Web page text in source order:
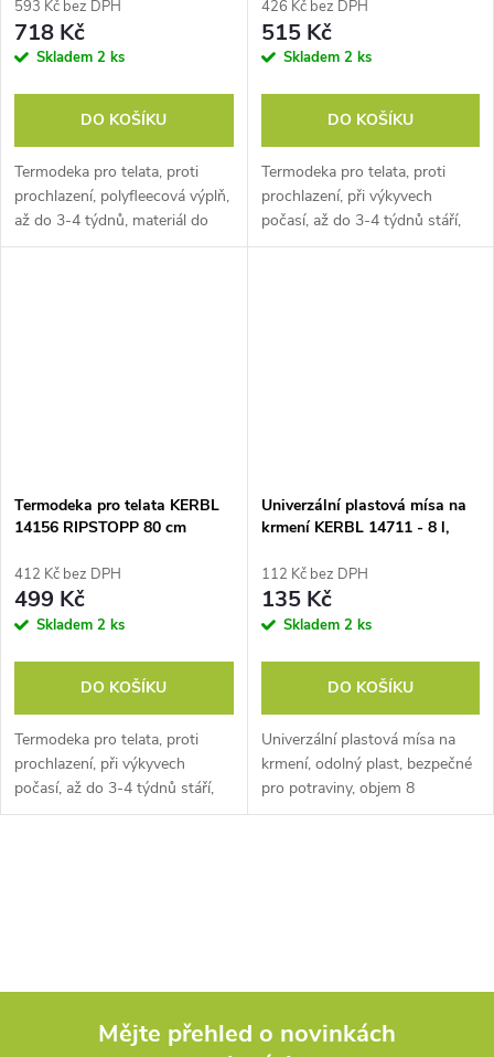
593 Kč bez DPH
718 Kč
Skladem 2 ks
DO KOŠÍKU
Termodeka pro telata, proti
prochlazení, polyfleecová výplň,
až do 3-4 týdnů, materiál do
3000 mm, délka 80 cm.
426 Kč bez DPH
515 Kč
Skladem 2 ks
DO KOŠÍKU
Termodeka pro telata, proti
prochlazení, při výkyvech
počasí, až do 3-4 týdnů stáří,
materiál do 3000mm, délka 70
Termodeka pro telata KERBL
14156 RIPSTOPP 80 cm
412 Kč bez DPH
499 Kč
Skladem 2 ks
DO KOŠÍKU
Termodeka pro telata, proti
prochlazení, při výkyvech
počasí, až do 3-4 týdnů stáří,
materiál až do 3000mm, délka
Univerzální plastová mísa na
krmení KERBL 14711 - 8 l,
112 Kč bez DPH
135 Kč
Skladem 2 ks
DO KOŠÍKU
Univerzální plastová mísa na
krmení, odolný plast, bezpečné
pro potraviny, objem 8
l, rozměry 18,5 x 31,5 cm.
Mějte přehled o novinkách